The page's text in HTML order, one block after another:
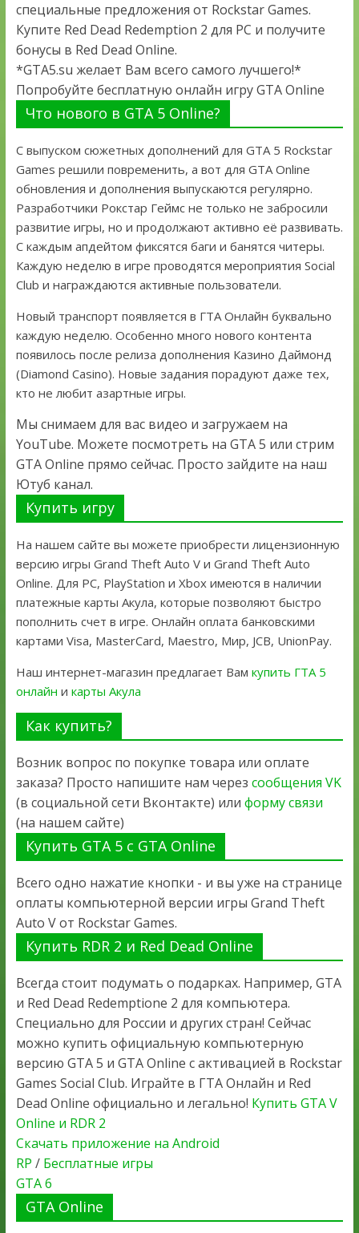
специальные предложения от Rockstar Games.
Купите Red Dead Redemption 2 для PC и получите
бонусы в Red Dead Online.
*GTA5.su желает Вам всего самого лучшего!*
Попробуйте бесплатную онлайн игру GTA Online
Что нового в GTA 5 Online?
С выпуском сюжетных дополнений для GTA 5 Rockstar
Games решили повременить, а вот для GTA Online
обновления и дополнения выпускаются регулярно.
Разработчики Рокстар Геймс не только не забросили
развитие игры, но и продолжают активно её развивать.
С каждым апдейтом фиксятся баги и банятся читеры.
Каждую неделю в игре проводятся мероприятия Social
Club и награждаются активные пользователи.
Новый транспорт появляется в ГТА Онлайн буквально
каждую неделю. Особенно много нового контента
появилось после релиза дополнения Казино Даймонд
(Diamond Casino). Новые задания порадуют даже тех,
кто не любит азартные игры.
Мы снимаем для вас видео и загружаем на
YouTube. Можете посмотреть на GTA 5 или стрим
GTA Online прямо сейчас. Просто зайдите на наш
Ютуб канал.
Купить игру
На нашем сайте вы можете приобрести лицензионную
версию игры Grand Theft Auto V и Grand Theft Auto
Online. Для PC, PlayStation и Xbox имеются в наличии
платежные карты Акула, которые позволяют быстро
пополнить счет в игре. Онлайн оплата банковскими
картами Visa, MasterCard, Maestro, Мир, JCB, UnionPay.
Наш интернет-магазин предлагает Вам купить ГТА 5
онлайн и карты Акула
Как купить?
Возник вопрос по покупке товара или оплате
заказа? Просто напишите нам через сообщения VK
(в социальной сети Вконтакте) или форму связи
(на нашем сайте)
Купить GTA 5 с GTA Online
Всего одно нажатие кнопки - и вы уже на странице
оплаты компьютерной версии игры Grand Theft
Auto V от Rockstar Games.
Купить RDR 2 и Red Dead Online
Всегда стоит подумать о подарках. Например, GTA
и Red Dead Redemptione 2 для компьютера.
Специально для России и других стран! Сейчас
можно купить официальную компьютерную
версию GTA 5 и GTA Online с активацией в Rockstar
Games Social Club. Играйте в ГТА Онлайн и Red
Dead Online официально и легально! Купить GTA V
Online и RDR 2
Скачать приложение на Android
RP / Бесплатные игры
GTA 6
GTA Online